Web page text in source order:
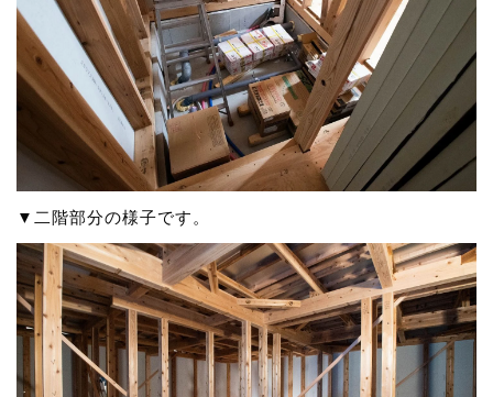
▼二階部分の様子です。